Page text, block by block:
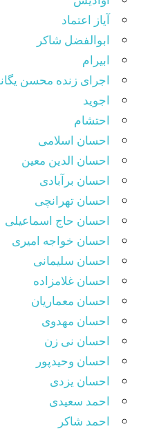
آیاز اعتماد
ابوالفضل شاکر
ابیرام
اجرای زنده محسن
اجوید
احتشام
احسان اسلامی
احسان الدین معین
احسان برآبادی
احسان تهرانچی
احسان حاج اسماعیلی
احسان خواجه امیری
احسان سلیمانی
احسان غلامزاده
احسان معماریان
احسان مهدوی
احسان نی زن
احسان وحیدپور
احسان یزدی
احمد سعیدی
احمد شاکر